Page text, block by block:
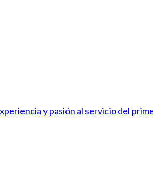
y pasión al servicio del